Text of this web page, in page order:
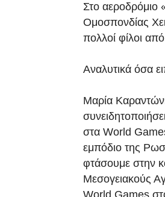
Στο αεροδρόμιο
Ομοσπονδίας
πολλοί φίλοι
Αναλυτικά όσα
Μαρία
στα World
εμπόδιο της
φτάσουμε στην
Μεσογειακούς